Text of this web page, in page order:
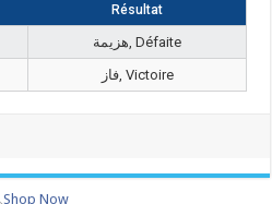
Résultat
هزيمة, Défaite
فاز, Victoire